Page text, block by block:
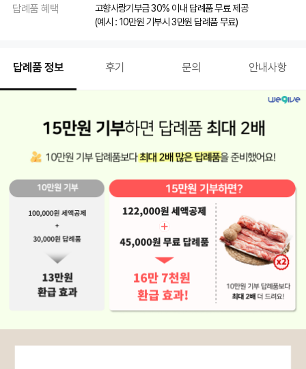
답례품 혜택
고향사랑기부금 30% 이내 답례품 무료 제공
(예시 : 10만원 기부시 3만원 답례품 무료)
답례품 정보 후기 문의 안내사항